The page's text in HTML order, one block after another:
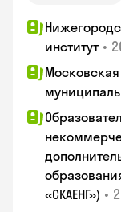
институт •
«СКАЕНГ») •